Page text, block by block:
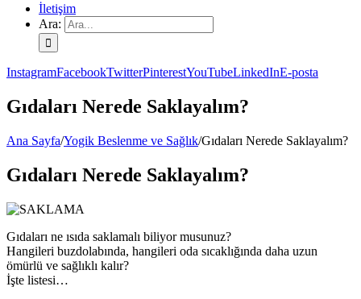
İletişim
Ara:
InstagramFacebookTwitterPinterestYouTubeLinkedInE-posta
Gıdaları Nerede Saklayalım?
Ana Sayfa/Yogik Beslenme ve Sağlık/Gıdaları Nerede Saklayalım?
Gıdaları Nerede Saklayalım?
Gıdaları ne ısıda saklamalı biliyor musunuz?
Hangileri buzdolabında, hangileri oda sıcaklığında daha uzun
ömürlü ve sağlıklı kalır?
İşte listesi…